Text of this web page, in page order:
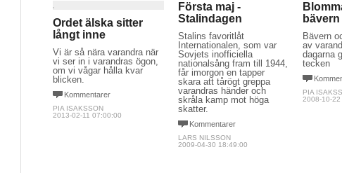
Ordet älska sitter
långt inne
Vi är så nära varandra när
vi ser in i varandras ögon,
om vi vågar hålla kvar
blicken.
Kommentarer
PIA ISAKSSON
2013-02-11 07:00:00
Första maj -
Stalindagen
Stalins favoritlåt
Internationalen, som var
Sovjets inofficiella
nationalsång fram till 1944,
får imorgon en tapper
skara att tårögt greppa
varandras händer och
skråla kamp mot höga
skatter.
Kommentarer
LARS NILSSON
2009-04-30 18:49:00
bävern
Bävern
av
dagarna
tecken
PIA
2008-10-